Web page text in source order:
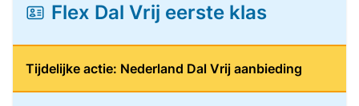
Flex Dal Vrij eerste klas
Tijdelijke actie: Nederland Dal Vrij aanbieding